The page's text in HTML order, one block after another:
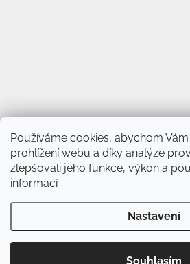
Používáme cookies, abychom
prohlížení webu a díky analýze
zlepšovali jeho funkce, výkon a
informací
Nastavení
Souhlasím
Vytvořil Shoptet